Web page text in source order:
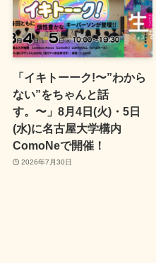
「イキトーーク!〜”わから
ない”をちゃんと話
す。〜」8月4日(火)・5日
(水)に名古屋大学構内
ComoNeで開催！
2026年7月30日